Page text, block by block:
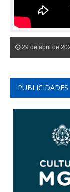
29 de abril de
PUBLICIDADES